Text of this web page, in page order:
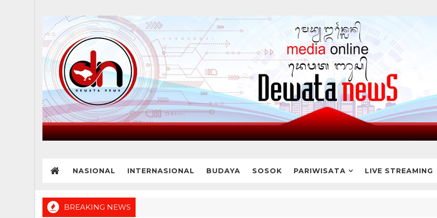
NASIONAL INTERNASIONAL BUDAYA SOSOK PARIWISATA LIVE STREAMING
BREAKING NEWS